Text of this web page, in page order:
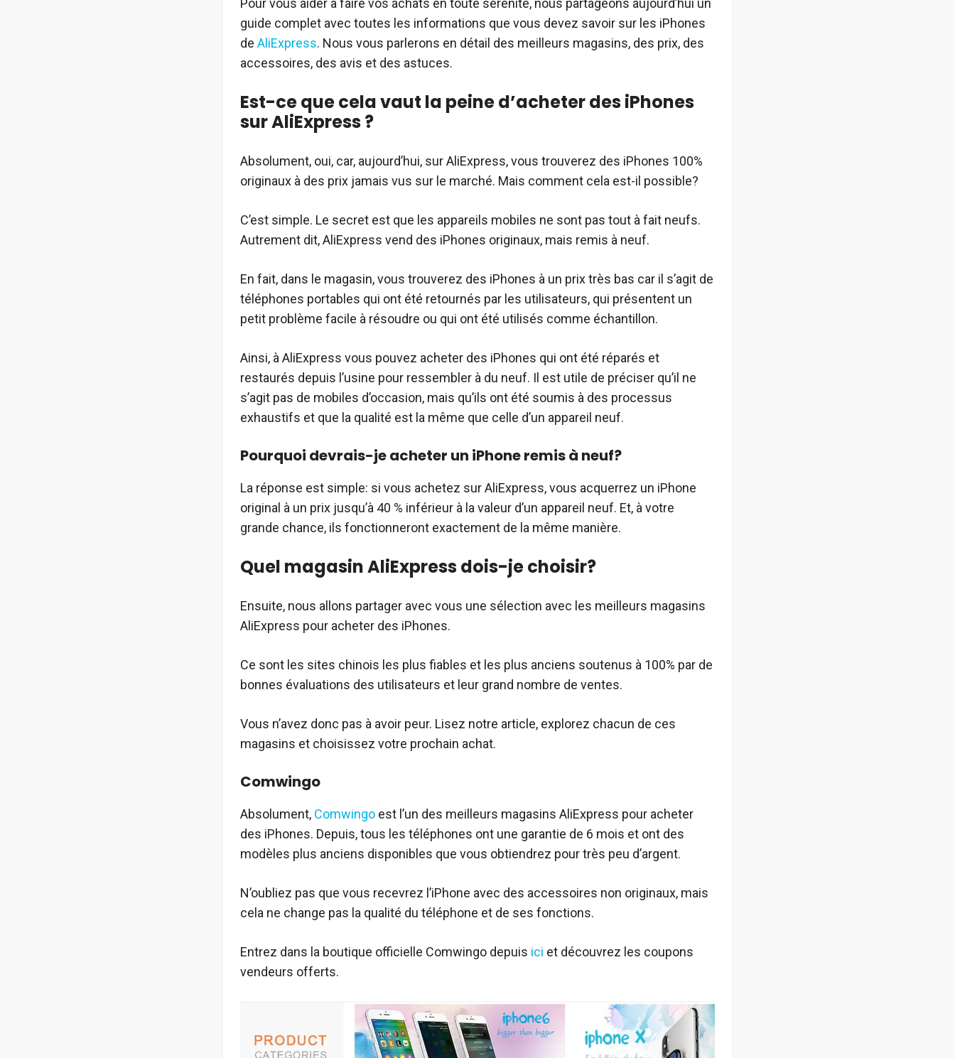
Pour vous aider à faire vos achats en toute sérénité, nous partageons aujourd’hui un
guide complet avec toutes les informations que vous devez savoir sur les iPhones
de AliExpress. Nous vous parlerons en détail des meilleurs magasins, des prix, des
accessoires, des avis et des astuces.
Est-ce que cela vaut la peine d’acheter des iPhones
sur AliExpress ?
Absolument, oui, car, aujourd’hui, sur AliExpress, vous trouverez des iPhones 100%
originaux à des prix jamais vus sur le marché. Mais comment cela est-il possible?
C’est simple. Le secret est que les appareils mobiles ne sont pas tout à fait neufs.
Autrement dit, AliExpress vend des iPhones originaux, mais remis à neuf.
En fait, dans le magasin, vous trouverez des iPhones à un prix très bas car il s’agit de
téléphones portables qui ont été retournés par les utilisateurs, qui présentent un
petit problème facile à résoudre ou qui ont été utilisés comme échantillon.
Ainsi, à AliExpress vous pouvez acheter des iPhones qui ont été réparés et
restaurés depuis l’usine pour ressembler à du neuf. Il est utile de préciser qu’il ne
s’agit pas de mobiles d’occasion, mais qu’ils ont été soumis à des processus
exhaustifs et que la qualité est la même que celle d’un appareil neuf.
Pourquoi devrais-je acheter un iPhone remis à neuf?
La réponse est simple: si vous achetez sur AliExpress, vous acquerrez un iPhone
original à un prix jusqu’à 40 % inférieur à la valeur d’un appareil neuf. Et, à votre
grande chance, ils fonctionneront exactement de la même manière.
Quel magasin AliExpress dois-je choisir?
Ensuite, nous allons partager avec vous une sélection avec les meilleurs magasins
AliExpress pour acheter des iPhones.
Ce sont les sites chinois les plus fiables et les plus anciens soutenus à 100% par de
bonnes évaluations des utilisateurs et leur grand nombre de ventes.
Vous n’avez donc pas à avoir peur. Lisez notre article, explorez chacun de ces
magasins et choisissez votre prochain achat.
Comwingo
Absolument, Comwingo est l’un des meilleurs magasins AliExpress pour acheter
des iPhones. Depuis, tous les téléphones ont une garantie de 6 mois et ont des
modèles plus anciens disponibles que vous obtiendrez pour très peu d’argent.
N’oubliez pas que vous recevrez l’iPhone avec des accessoires non originaux, mais
cela ne change pas la qualité du téléphone et de ses fonctions.
Entrez dans la boutique officielle Comwingo depuis ici et découvrez les coupons
vendeurs offerts.